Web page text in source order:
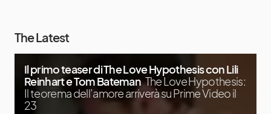
The Latest
Il primo teaser di The Love Hypothesis con Lili
Reinhart e Tom Bateman The Love Hypothesis:
Il teorema dell’amore arriverà su Prime Video il
23